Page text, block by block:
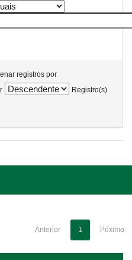
registros por
Registro(s)
Anterior 1 Póximo